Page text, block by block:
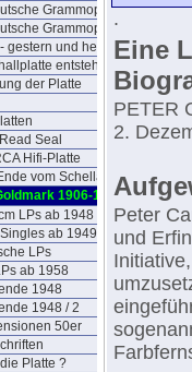
Grammophon
Grammophon
gestern und heute
entsteht (1965)
der Platte
Seal
Hifi-Platte
vom Schellack
1906-1977
LPs ab 1948
ab 1949
LPs
ab 1958
1948
1948 / 2
50er
Platte ?
.
Eine
PETER
2.
Peter
und